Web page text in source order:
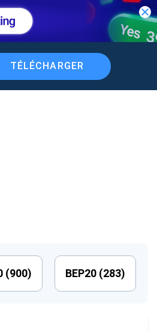
TÉLÉCHARGER
(900) BEP20 (283)